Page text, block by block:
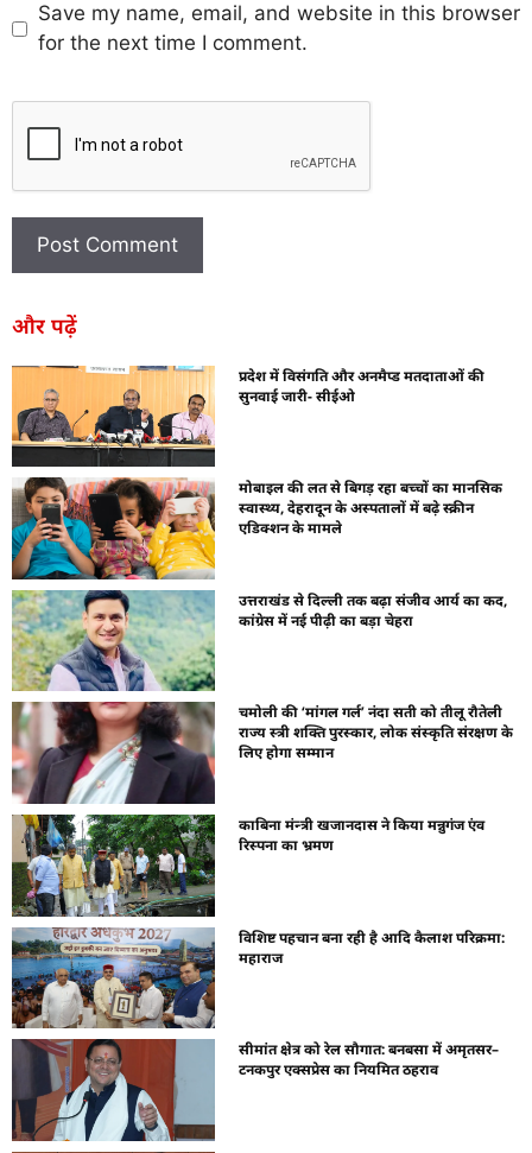
Save my name, email, and website in this browser
for the next time I comment.
और पढ़ें
प्रदेश में विसंगति और अनमैप्ड मतदाताओं की
सुनवाई जारी- सीईओ
मोबाइल की लत से बिगड़ रहा बच्चों का मानसिक
स्वास्थ्य, देहरादून के अस्पतालों में बढ़े स्क्रीन
एडिक्शन के मामले
उत्तराखंड से दिल्ली तक बढ़ा संजीव आर्य का कद,
कांग्रेस में नई पीढ़ी का बड़ा चेहरा
चमोली की ‘मांगल गर्ल’ नंदा सती को तीलू रौतेली
राज्य स्त्री शक्ति पुरस्कार, लोक संस्कृति संरक्षण के
लिए होगा सम्मान
काबिना मंन्त्री खजानदास ने किया मन्नुगंज एंव
रिस्पना का भ्रमण
विशिष्ट पहचान बना रही है आदि कैलाश परिक्रमा:
महाराज
सीमांत क्षेत्र को रेल सौगात: बनबसा में अमृतसर–
टनकपुर एक्सप्रेस का नियमित ठहराव